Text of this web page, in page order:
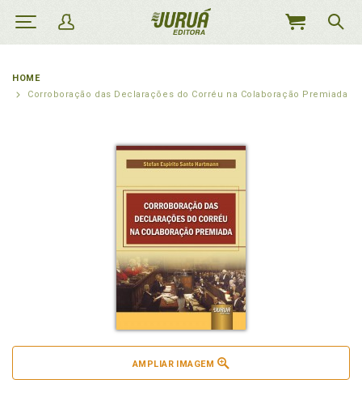
MEU
HOME
Corroboração das Declarações do Corréu na Colaboração Premiada
AMPLIAR IMAGEM